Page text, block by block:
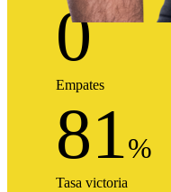
0
Empates
81%
Tasa victoria